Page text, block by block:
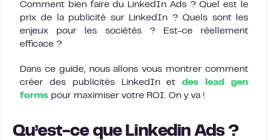
Comment bien faire du LinkedIn Ads ? Quel est le
prix de la publicité sur LinkedIn ? Quels sont les
enjeux pour les sociétés ? Est-ce réellement
efficace ?
Dans ce guide, nous allons vous montrer comment
créer des publicités LinkedIn etdes lead gen
forms pour maximiser votre ROI. On y va !
Qu’est-ce que Linkedin Ads ?